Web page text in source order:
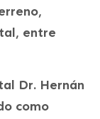
entre
Dr. Hernán
como